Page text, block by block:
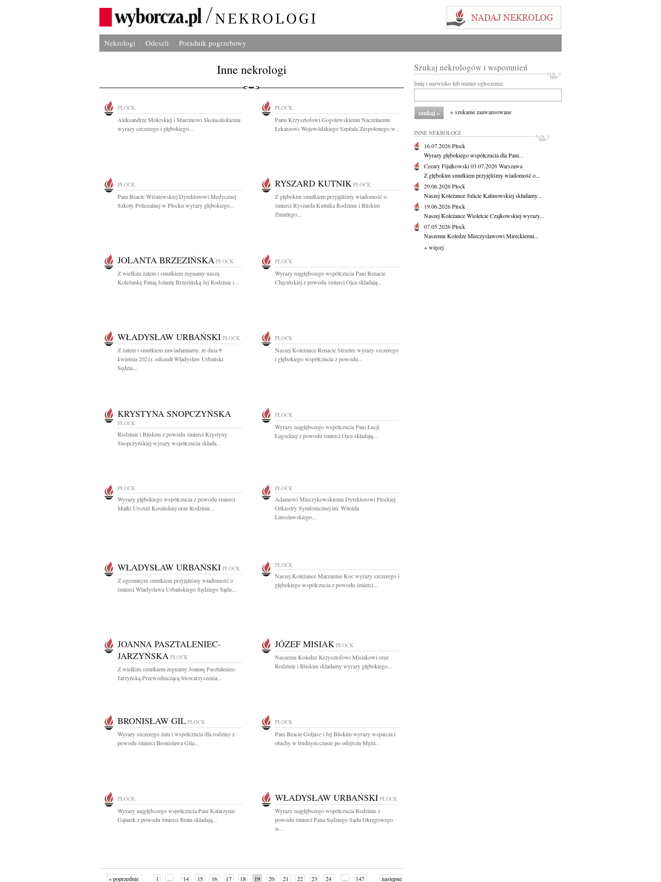
Nekrologi Odeszli Poradnik pogrzebowy
Inne nekrologi
PŁOCK
Aleksandrze Mokrskiej i Marcinowi Skolasińskiemu
wyrazy szczerego i głębokiego...
PŁOCK
Panu Krzysztofowi Gogolewskiemu Naczelnemu
Lekarzowi Wojewódzkiego Szpitala Zespolonego w...
PŁOCK
Pani Beacie Wiśniewskiej Dyrektorowi Medycznej
Szkoły Policealnej w Płocku wyrazy głębokiego...
RYSZARD KUTNIK PŁOCK
Z głębokim smutkiem przyjęliśmy wiadomość o
śmierci Ryszarda Kutnika Rodzinie i Bliskim
Zmarłego...
JOLANTA BRZEZIŃSKA PŁOCK
Z wielkim żalem i smutkiem żegnamy naszą
Koleżankę Panią Jolantę Brzezińską Jej Rodzinie i...
PŁOCK
Wyrazy najgłębszego współczucia Pani Renacie
Chęcińskiej z powodu śmierci Ojca składają...
WŁADYSŁAW URBAŃSKI PŁOCK
Z żalem i smutkiem zawiadamiamy, że dnia 9
kwietnia 2021r. odszedł Władysław Urbański
Sędzia...
PŁOCK
Naszej Koleżance Renacie Strzelec wyrazy szczerego
i głębokiego współczucia z powodu...
KRYSTYNA SNOPCZYŃSKA
PŁOCK
Rodzinie i Bliskim z powodu śmierci Krystyny
Snopczyńskiej wyrazy współczucia składa...
PŁOCK
Wyrazy najgłębszego współczucia Pani Łucji
Łagockiej z powodu śmierci Ojca składają...
PŁOCK
Wyrazy głębokiego współczucia z powodu śmierci
Matki Urszuli Kosińskiej oraz Rodzinie...
PŁOCK
Adamowi Mieczykowskiemu Dyrektorowi Płockiej
Orkiestry Symfonicznej im. Witolda
Lutosławskiego...
WŁADYSŁAW URBAŃSKI PŁOCK
Z ogromnym smutkiem przyjęliśmy wiadomość o
śmierci Władysława Urbańskiego Sędziego Sądu...
PŁOCK
Naszej Koleżance Marzannie Koc wyrazy szczerego i
głębokiego współczucia z powodu śmierci...
JOANNA PASZTALENIEC-
JARZYŃSKA PŁOCK
Z wielkim smutkiem żegnamy Joannę Pasztaleniec-
Jarzyńską Przewodniczącą Stowarzyszenia...
JÓZEF MISIAK PŁOCK
Naszemu Koledze Krzysztofowi Misiakowi oraz
Rodzinie i Bliskim składamy wyrazy głębokiego...
BRONISŁAW GIL PŁOCK
Wyrazy szczerego żalu i współczucia dla rodziny z
powodu śmierci Bronisława Gila...
PŁOCK
Pani Beacie Goljasz i Jej Bliskim wyrazy wsparcia i
otuchy w trudnym czasie po odejściu Męża...
PŁOCK
Wyrazy najgłębszego współczucia Pani Katarzynie
Gątarek z powodu śmierci Brata składają...
WŁADYSŁAW URBAŃSKI PŁOCK
Wyrazy najgłębszego współczucia Rodzinie z
powodu śmierci Pana Sędziego Sądu Okręgowego
w...
« poprzednie 1 ... 14 15 16 17 18 19 20 21 22 23 24 ... 147 następne
Szukaj nekrologów i wspomnień
Imię i nazwisko lub numer ogłoszenia:
+ szukanie zaawansowane
INNE NEKROLOGI
16.07.2026Płock
Wyrazy głębokiego współczucia dla Pani...
Cezary Fijałkowski03.07.2026Warszawa
Z głębokim smutkiem przyjęliśmy wiadomość o...
29.06.2026Płock
Naszej Koleżance Julicie Kalinowskiej składamy...
19.06.2026Płock
Naszej Koleżance Wioletcie Czajkowskiej wyrazy...
07.05.2026Płock
Naszemu Koledze Mieczysławowi Mireckiemu...
+ więcej